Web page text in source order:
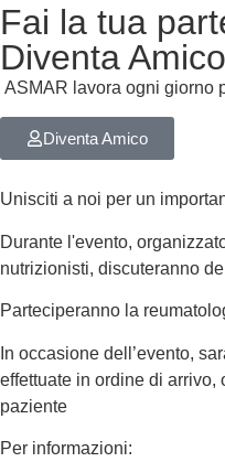
Fai la tua
Diventa
ASMAR lavora ogni giorno
Diventa Amico
Unisciti a noi per un
Durante l'evento,
nutrizionisti, discuteranno
Parteciperanno la
In occasione dell’evento,
effettuate in ordine di arrivo,
paziente
Per informazioni: